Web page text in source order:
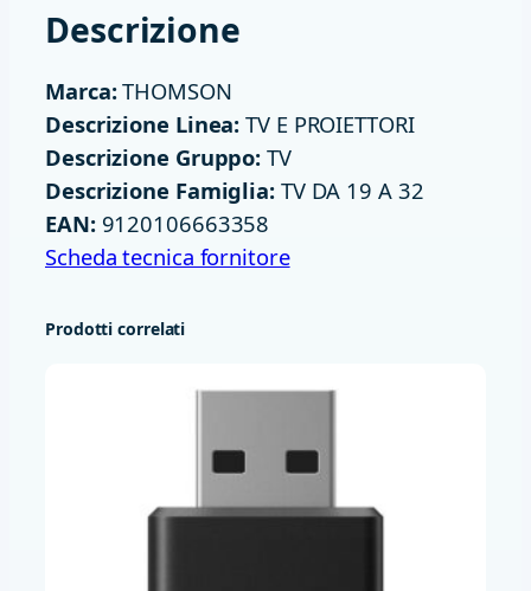
S
O
N
L
E
D
S
M
A
T
Descrizione
Marca:THOMSON
Descrizione Linea: TV E PROIETTORI
Descrizione Gruppo: TV
Descrizione Famiglia:TV DA 19 A 32
EAN:9120106663358
Scheda tecnica fornitore
Prodotti correlati